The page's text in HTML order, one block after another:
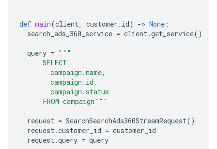
def main(client, customer_id) -> None :
search_ads_360_service = client.get_service()
query = """
      SELECT
        campaign.name,
        campaign.id,
        campaign.status
      FROM campaign"""
request = SearchSearchAds360StreamRequest()
request.customer_id = customer_id
request.query = query